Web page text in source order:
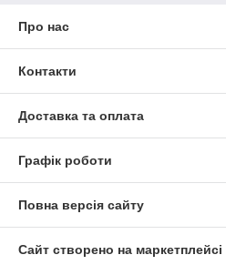
Про нас
Контакти
Доставка та оплата
Графік роботи
Повна версія сайту
Сайт створено на маркетплейсі